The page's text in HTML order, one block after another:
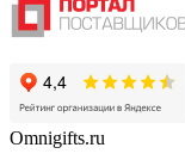
Omnigifts.ru